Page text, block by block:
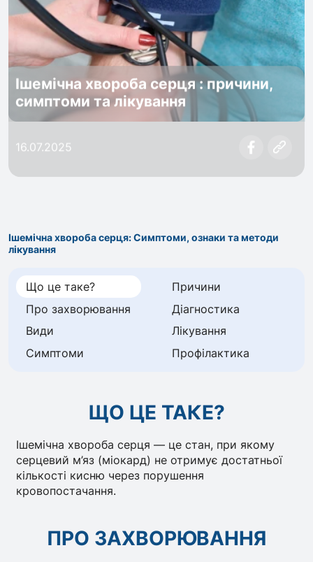
Ішемічна хвороба серця : причини,
симптоми та лікування
16.07.2025
Ішемічна хвороба серця: Симптоми, ознаки та методи
лікування
Що це таке?
Про захворювання
Види
Симптоми
Причини
Діагностика
Лікування
Профілактика
ЩО ЦЕ ТАКЕ?
Ішемічна хвороба серця — це стан, при якому
серцевий м’яз (міокард) не отримує достатньої
кількості кисню через порушення
кровопостачання.
ПРО ЗАХВОРЮВАННЯ